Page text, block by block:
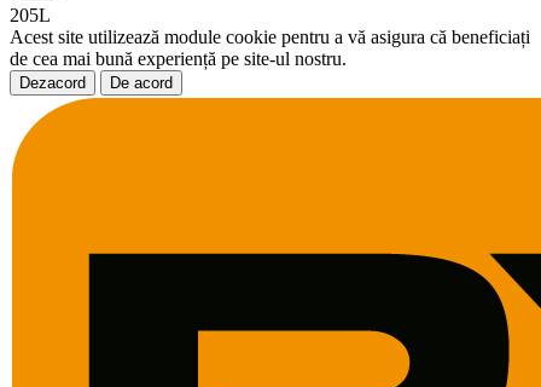
205L
Acest site utilizează module cookie pentru a vă asigura că beneficiați
de cea mai bună experiență pe site-ul nostru.
Dezacord De acord